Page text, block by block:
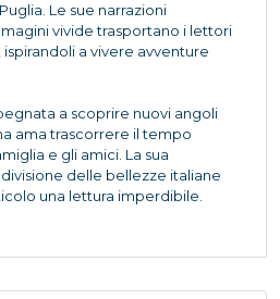
Le sue narrazioni
vivide trasportano i lettori
ispirandoli a vivere avventure
a scoprire nuovi angoli
ama trascorrere il tempo
e gli amici. La sua
delle bellezze italiane
una lettura imperdibile.